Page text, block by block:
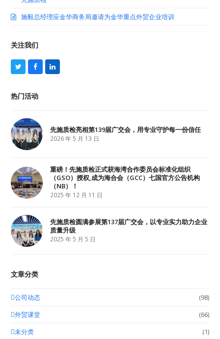
施毅总经理应金华商务局邀请为金华重点外贸企业培训
关注我们
T
w
t
t
F
a
b
L
i
热门活动
先施质检亮相第139届广交会，用专业守护每一份信任
2026 年 5 月 13 日
重磅！先施质检正式获海湾合作委员会标准化组织
（GSO）授权,成为海合会（GCC）七国官方公告机构
（NB）！
2025 年 12 月 11 日
先施质检圆满参展第137届广交会，以专业实力助力企业
质量升级
2025 年 5 月 5 日
文章分类
公司动态
(98)
外贸课堂
(66)
未分类
(1)